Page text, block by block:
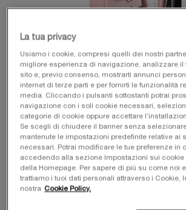
Una sola formato disponibile: Cofanetto-
La tua privacy
Usiamo i cookie, compresi quelli dei nostri
migliore esperienza di navigazione, analizzare il
sito e, previo consenso, mostrarti annunci
internet di terze parti e per fornirti le funzionalità
media. Cliccando i pulsanti sottostanti potrai
navigazione con i soli cookie necessari,
categorie di cookie oppure accettare
Se scegli di chiudere il banner senza
mantenute le impostazioni predefinite relative ai
necessari. Potrai modificare le tue preferenze in
accedendo alla sezione Impostazioni sui cookie
della Homepage. Per sapere di più su come noi
trattiamo i tuoi dati personali attraverso i Cookie,
nostra Cookie Policy.